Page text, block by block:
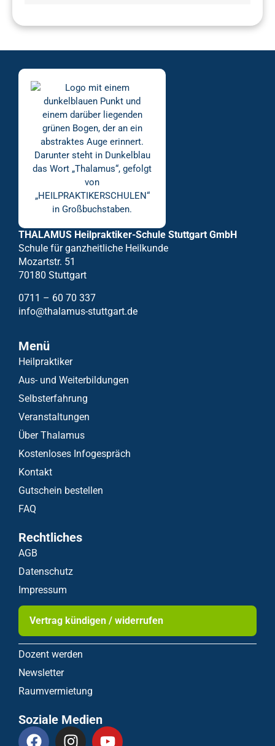
THALAMUS Heilpraktiker-Schule Stuttgart GmbH
Schule für ganzheitliche Heilkunde
Mozartstr. 51
70180 Stuttgart
0711 – 60 70 337
info@thalamus-stuttgart.de
Menü
Heilpraktiker
Aus- und Weiterbildungen
Selbsterfahrung
Veranstaltungen
Über Thalamus
Kostenloses Infogespräch
Kontakt
Gutschein bestellen
FAQ
Rechtliches
AGB
Datenschutz
Impressum
Vertrag kündigen / widerrufen
Dozent werden
Newsletter
Raumvermietung
Soziale Medien